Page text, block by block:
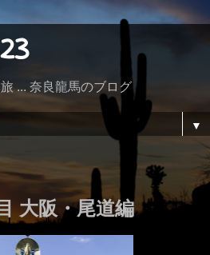
... 奈良龍馬のブログ
▼
大阪・尾道編